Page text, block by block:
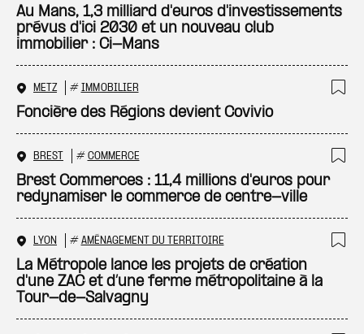
Au Mans, 1,3 milliard d'euros d'investissements
prévus d'ici 2030 et un nouveau club
immobilier : Ci-Mans
METZ # IMMOBILIER
Foncière des Régions devient Covivio
BREST # COMMERCE
Brest Commerces : 11,4 millions d'euros pour
redynamiser le commerce de centre-ville
LYON # AMÉNAGEMENT DU TERRITOIRE
La Métropole lance les projets de création
d'une ZAC et d’une ferme métropolitaine à la
Tour-de-Salvagny